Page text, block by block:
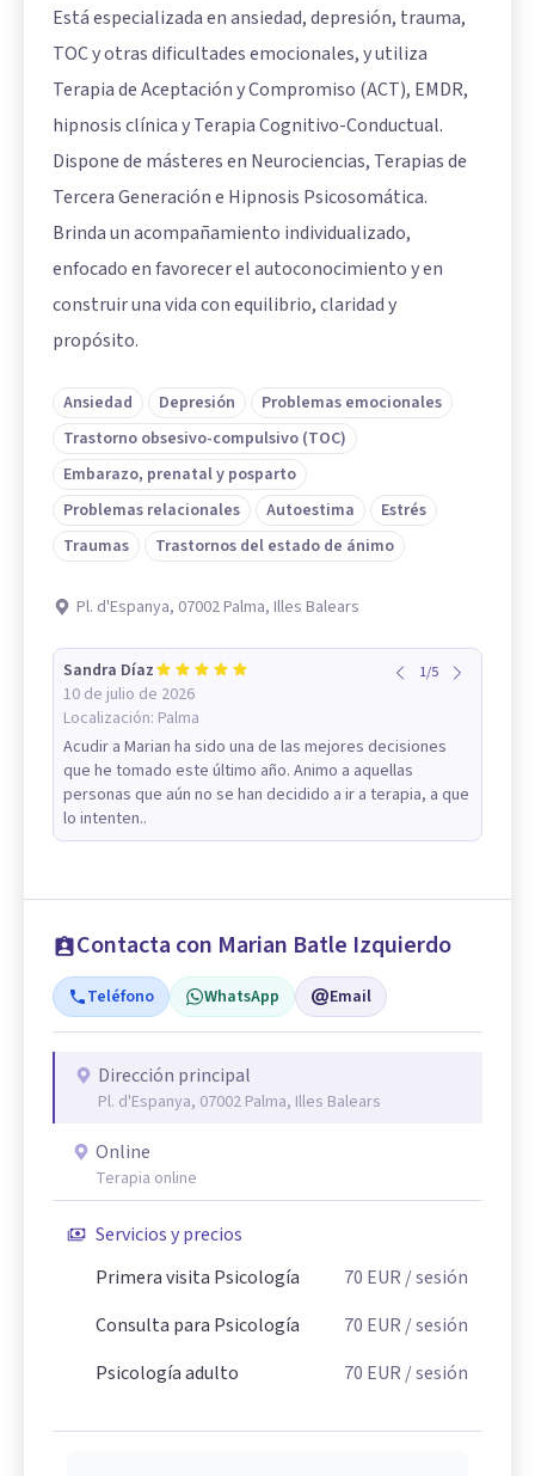
Está especializada en ansiedad, depresión, trauma,
TOC y otras dificultades emocionales, y utiliza
Terapia de Aceptación y Compromiso (ACT), EMDR,
hipnosis clínica y Terapia Cognitivo-Conductual.
Dispone de másteres en Neurociencias, Terapias de
Tercera Generación e Hipnosis Psicosomática.
Brinda un acompañamiento individualizado,
enfocado en favorecer el autoconocimiento y en
construir una vida con equilibrio, claridad y
propósito.
Ansiedad Depresión
Problemas emocionales
Trastorno obsesivo-compulsivo (TOC)
Embarazo, prenatal y posparto
Problemas relacionales
Autoestima
Estrés
Traumas
Trastornos del estado de ánimo
Pl. d'Espanya, 07002 Palma, Illes Balears
Sandra Díaz
10 de julio de 2026
Localización: Palma
1/5
Acudir a Marian ha sido una de las mejores decisiones
que he tomado este último año. Animo a aquellas
personas que aún no se han decidido a ir a terapia, a que
lo intenten..
Contacta con Marian Batle Izquierdo
Teléfono WhatsApp Email
Dirección principal
Pl. d'Espanya, 07002 Palma, Illes Balears
Online
Terapia online
Servicios y precios
Primera visita Psicología
70 EUR / sesión
Consulta para Psicología
70 EUR / sesión
Psicología adulto
70 EUR / sesión